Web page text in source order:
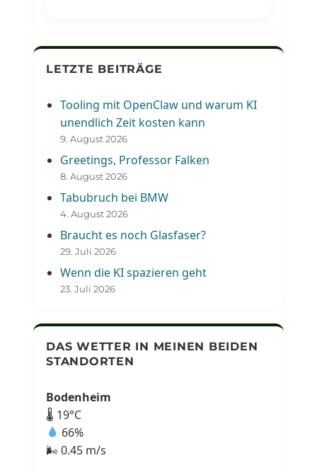
LETZTE BEITRÄGE
Tooling mit OpenClaw und warum KI
unendlich Zeit kosten kann
9. August 2026
Greetings, Professor Falken
8. August 2026
Tabubruch bei BMW
4. August 2026
Braucht es noch Glasfaser?
29. Juli 2026
Wenn die KI spazieren geht
23. Juli 2026
DAS WETTER IN MEINEN BEIDEN
STANDORTEN
Bodenheim
🌡 19°C
66%
🌬 0.45 m/s